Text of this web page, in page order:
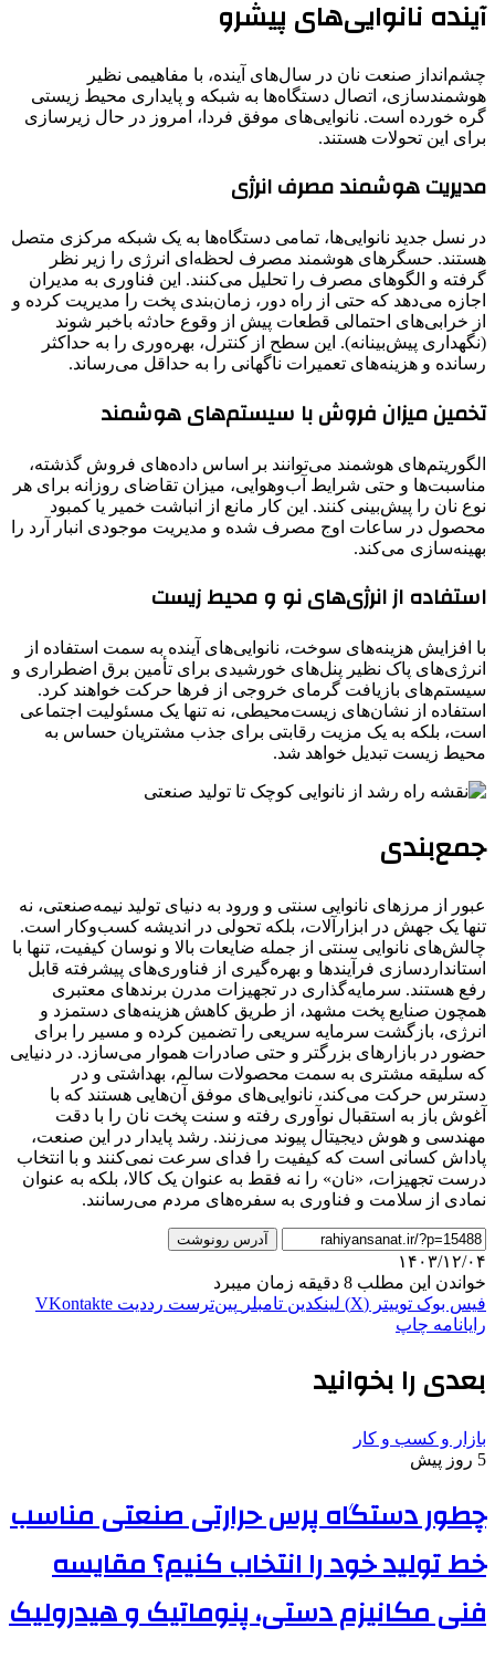
آینده نانوایی‌های پیشرو
چشم‌انداز صنعت نان در سال‌های آینده، با مفاهیمی نظیر
هوشمندسازی، اتصال دستگاه‌ها به شبکه و پایداری محیط زیستی
گره خورده است. نانوایی‌های موفق فردا، امروز در حال زیرسازی
برای این تحولات هستند.
مدیریت هوشمند مصرف انرژی
در نسل جدید نانوایی‌ها، تمامی دستگاه‌ها به یک شبکه مرکزی متصل
هستند. حسگرهای هوشمند مصرف لحظه‌ای انرژی را زیر نظر
گرفته و الگوهای مصرف را تحلیل می‌کنند. این فناوری به مدیران
اجازه می‌دهد که حتی از راه دور، زمان‌بندی پخت را مدیریت کرده و
از خرابی‌های احتمالی قطعات پیش از وقوع حادثه باخبر شوند
(نگهداری پیش‌بینانه). این سطح از کنترل، بهره‌وری را به حداکثر
رسانده و هزینه‌های تعمیرات ناگهانی را به حداقل می‌رساند.
تخمین میزان فروش با سیستم‌های هوشمند
الگوریتم‌های هوشمند می‌توانند بر اساس داده‌های فروش گذشته،
مناسبت‌ها و حتی شرایط آب‌وهوایی، میزان تقاضای روزانه برای هر
نوع نان را پیش‌بینی کنند. این کار مانع از انباشت خمیر یا کمبود
محصول در ساعات اوج مصرف شده و مدیریت موجودی انبار آرد را
بهینه‌سازی می‌کند.
استفاده از انرژی‌های نو و محیط زیست
با افزایش هزینه‌های سوخت، نانوایی‌های آینده به سمت استفاده از
انرژی‌های پاک نظیر پنل‌های خورشیدی برای تأمین برق اضطراری و
سیستم‌های بازیافت گرمای خروجی از فرها حرکت خواهند کرد.
استفاده از نشان‌های زیست‌محیطی، نه تنها یک مسئولیت اجتماعی
است، بلکه به یک مزیت رقابتی برای جذب مشتریان حساس به
محیط زیست تبدیل خواهد شد.
جمع‌بندی
عبور از مرزهای نانوایی سنتی و ورود به دنیای تولید نیمه‌صنعتی، نه
تنها یک جهش در ابزارآلات، بلکه تحولی در اندیشه کسب‌وکار است.
چالش‌های نانوایی سنتی از جمله ضایعات بالا و نوسان کیفیت، تنها با
استانداردسازی فرآیندها و بهره‌گیری از فناوری‌های پیشرفته قابل
رفع هستند. سرمایه‌گذاری در تجهیزات مدرن برندهای معتبری
همچون صنایع پخت مشهد، از طریق کاهش هزینه‌های دستمزد و
انرژی، بازگشت سرمایه سریعی را تضمین کرده و مسیر را برای
حضور در بازارهای بزرگتر و حتی صادرات هموار می‌سازد. در دنیایی
که سلیقه مشتری به سمت محصولات سالم، بهداشتی و در
دسترس حرکت می‌کند، نانوایی‌های موفق آن‌هایی هستند که با
آغوش باز به استقبال نوآوری رفته و سنت پخت نان را با دقت
مهندسی و هوش دیجیتال پیوند می‌زنند. رشد پایدار در این صنعت،
پاداش کسانی است که کیفیت را فدای سرعت نمی‌کنند و با انتخاب
درست تجهیزات، «نان» را نه فقط به عنوان یک کالا، بلکه به عنوان
نمادی از سلامت و فناوری به سفره‌های مردم می‌رسانند.
آدرس رونوشت
۱۴۰۳/۱۲/۰۴
خواندن این مطلب 8 دقیقه زمان میبرد
فیس بوک توییتر (X) لینکدین ‫تامبلر ‫پین‌ترست ‫رددیت ‫VKontakte
رایانامه چاپ
بعدی را بخوانید
بازار و کسب و کار
5 روز پیش
چطور دستگاه پرس حرارتی صنعتی مناسب
خط تولید خود را انتخاب کنیم؟ مقایسه
فنی مکانیزم دستی، پنوماتیک و هیدرولیک